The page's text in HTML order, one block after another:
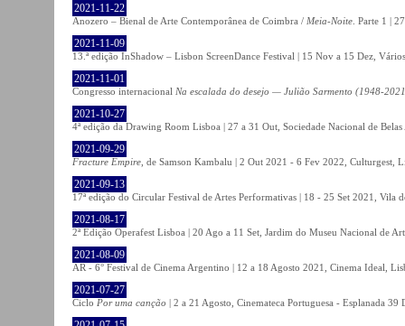
2021-11-22
Anozero – Bienal de Arte Contemporânea de Coimbra / Meia-Noite . Parte 1 |
2021-11-09
13.ª edição InShadow – Lisbon ScreenDance Festival | 15 Nov a 15 Dez,
2021-11-01
Congresso internacional Na escalada do desejo — Julião Sarmento (1948-
2021-10-27
4ª edição da Drawing Room Lisboa | 27 a 31 Out, Sociedade Nacional de
2021-09-29
Fracture Empire , de Samson Kambalu | 2 Out 2021 - 6 Fev 2022, Culturgest,
2021-09-13
17ª edição do Circular Festival de Artes Performativas | 18 - 25 Set 2021, Vila
2021-08-17
2ª Edição Operafest Lisboa | 20 Ago a 11 Set, Jardim do Museu Nacional de
2021-08-09
AR - 6° Festival de Cinema Argentino | 12 a 18 Agosto 2021, Cinema Ideal,
2021-07-27
Ciclo Por uma canção | 2 a 21 Agosto, Cinemateca Portuguesa - Esplanada 39